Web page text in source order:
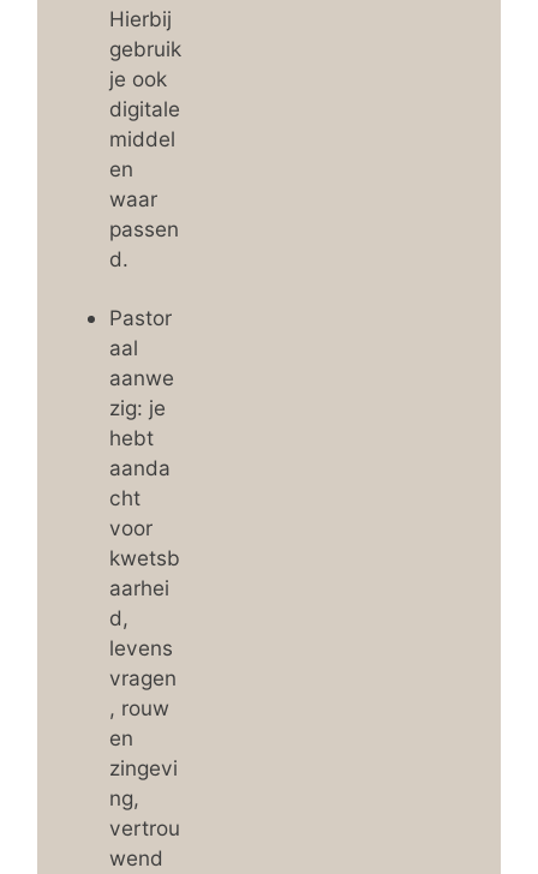
Hierbij
gebruik
je ook
digitale
middel
en
waar
passen
d.
Pastor
aal
aanwe
zig: je
hebt
aanda
cht
voor
kwetsb
aarhei
d,
levens
vragen
, rouw
en
zingevi
ng,
vertrou
wend